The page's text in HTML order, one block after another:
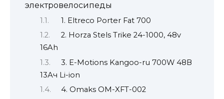
электровелосипеды
1. Eltreco Porter Fat 700
2. Horza Stels Trike 24-1000, 48v
16Ah
3. E-Motions Kangoo-ru 700W 48В
13Ач Li-ion
4. Omaks OM-XFT-002